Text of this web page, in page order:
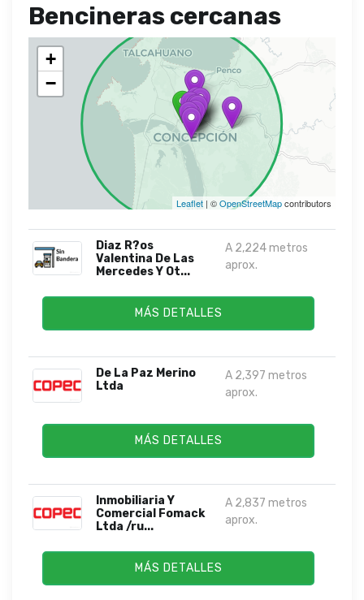
Bencineras cercanas
+
−
Leaflet | ©OpenStreetMapcontributors
Diaz R?os
Valentina De Las
Mercedes Y Ot...
A 2,224 metros
aprox.
MÁS DETALLES
De La Paz Merino
Ltda
A 2,397 metros
aprox.
MÁS DETALLES
Inmobiliaria Y
Comercial Fomack
Ltda /ru...
A 2,837 metros
aprox.
MÁS DETALLES